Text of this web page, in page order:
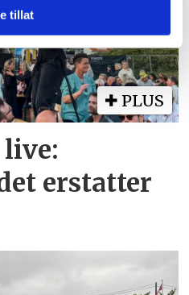
gjort tilgjengelig for dem,
din bruk av
tillat
PLUS
erstatter